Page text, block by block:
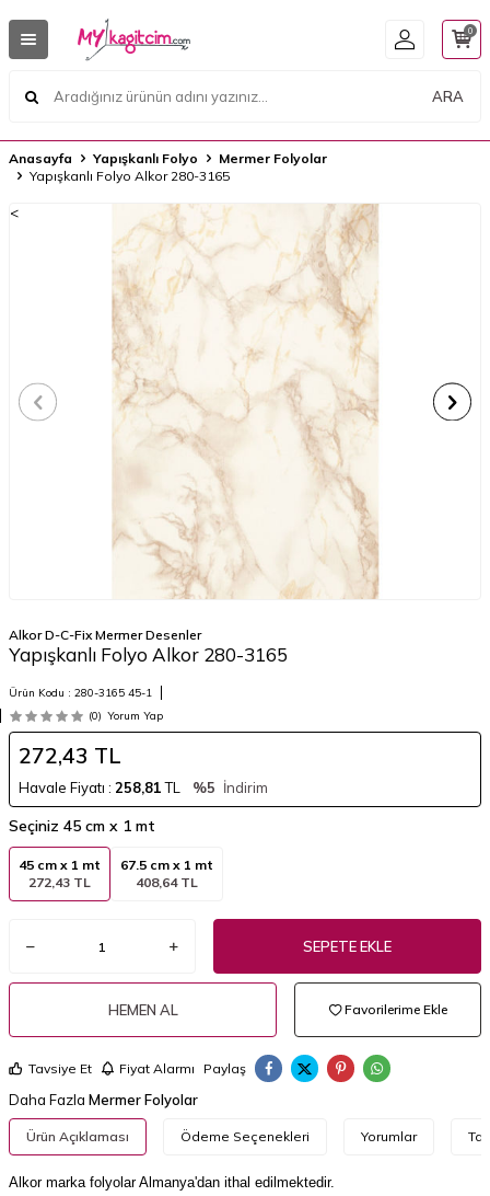
ARA
0
Anasayfa Yapışkanlı Folyo
Mermer Folyolar
Yapışkanlı Folyo Alkor 280-3165
<
Alkor D-C-Fix Mermer Desenler
Yapışkanlı Folyo Alkor 280-3165
Ürün Kodu : 280-3165 45-1
(0) Yorum Yap
272,43 TL
Havale Fiyatı : 258,81TL %5 İndirim
Seçiniz 45 cm x 1 mt
45 cm x 1 mt
272,43 TL
67.5 cm x 1 mt
408,64 TL
SEPETE EKLE
HEMEN AL Favorilerime Ekle
Tavsiye Et Fiyat Alarmı Paylaş
Daha Fazla Mermer Folyolar
Ürün Açıklaması Ödeme Seçenekleri Yorumlar
Alkor marka folyolarAlmanya'dan ithal edilmektedir.